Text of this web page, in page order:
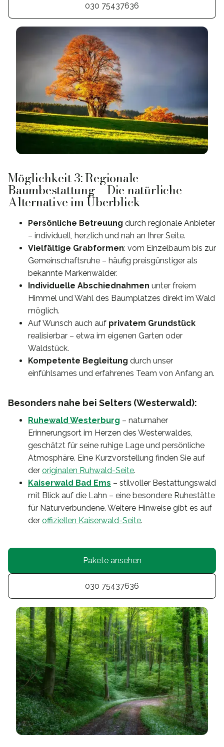
030 75437636
Möglichkeit 3: Regionale
Baumbestattung – Die natürliche
Alternative im Überblick
Persönliche Betreuung durch regionale Anbieter
– individuell, herzlich und nah an Ihrer Seite.
Vielfältige Grabformen: vom Einzelbaum bis zur
Gemeinschaftsruhe – häufig preisgünstiger als
bekannte Markenwälder.
Individuelle Abschiednahmen unter freiem
Himmel und Wahl des Baumplatzes direkt im Wald
möglich.
Auf Wunsch auch auf privatem Grundstück
realisierbar – etwa im eigenen Garten oder
Waldstück.
Kompetente Begleitung durch unser
einfühlsames und erfahrenes Team von Anfang an.
Besonders nahe bei Selters (Westerwald):
Ruhewald Westerburg – naturnaher
Erinnerungsort im Herzen des Westerwaldes,
geschätzt für seine ruhige Lage und persönliche
Atmosphäre. Eine Kurzvorstellung finden Sie auf
der originalen Ruhwald-Seite.
Kaiserwald Bad Ems – stilvoller Bestattungswald
mit Blick auf die Lahn – eine besondere Ruhestätte
für Naturverbundene. Weitere Hinweise gibt es auf
der offiziellen Kaiserwald-Seite.
Pakete ansehen
030 75437636